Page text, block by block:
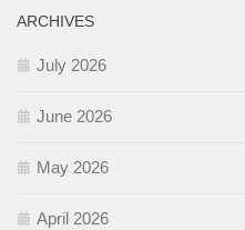
ARCHIVES
July 2026
June 2026
May 2026
April 2026